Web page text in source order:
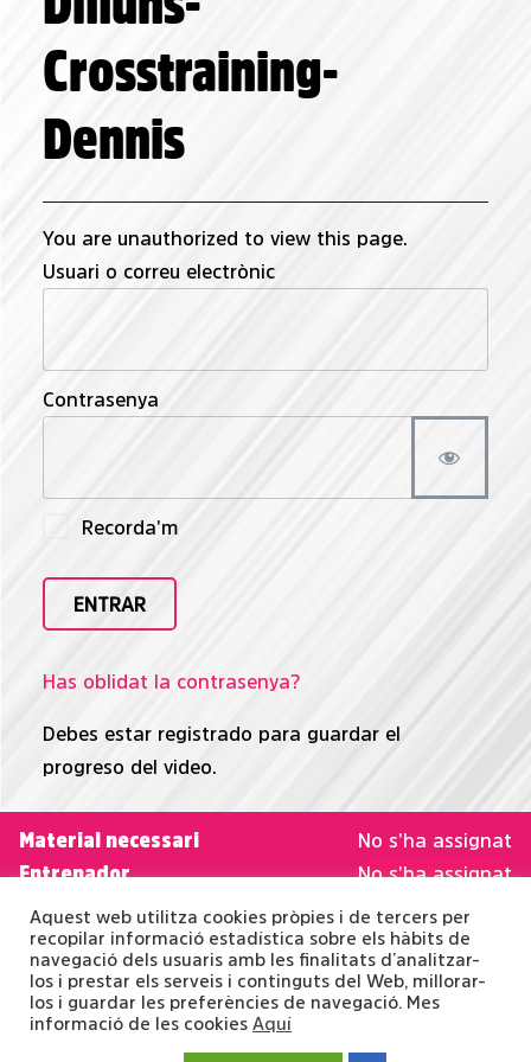
Crosstraining-
Dennis
You are unauthorized to view this page.
Usuari o correu electrònic
Contrasenya
Recorda'm
Has oblidat la contrasenya?
Debes estar registrado para guardar el
progreso del video.
Material necessari No s'ha assignat
Entrenador No s'ha assignat
Dificultat No s'ha assignat
Duració No s'ha assignat
Categoria Força i mobilitat, Halloween
Aquest web utilitza cookies pròpies i de tercers per
recopilar informació estadística sobre els hàbits de
navegació dels usuaris amb les finalitats d’analitzar-
los i prestar els serveis i continguts del Web, millorar-
los i guardar les preferències de navegació. Mes
informació de les cookies Aquí